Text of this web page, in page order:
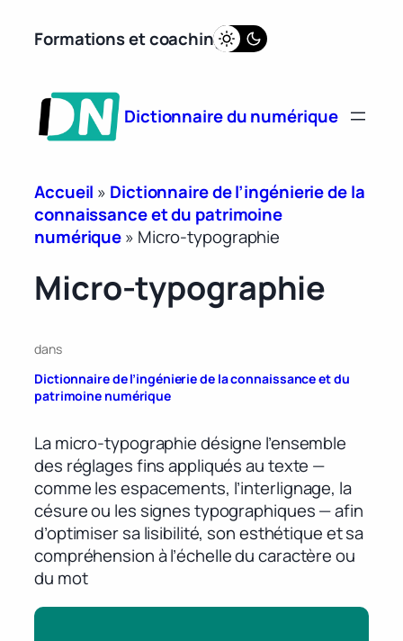
Formations et coaching
Dictionnaire du numérique
Accueil » Dictionnaire de l’ingénierie de la
connaissance et du patrimoine
numérique» Micro-typographie
Micro-typographie
dans
Dictionnaire de l’ingénierie de la connaissance et du
patrimoine numérique
La micro-typographie désigne l’ensemble
des réglages fins appliqués au texte —
comme les espacements, l’interlignage, la
césure ou les signes typographiques — afin
d’optimiser sa lisibilité, son esthétique et sa
compréhension à l’échelle du caractère ou
du mot